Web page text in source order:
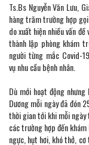
Ts.Bs Nguyễn Văn Lưu,
hàng trăm trường hợp
do xuất hiện nhiều vấn
thành lập phòng khám
người từng mắc Covid-
vụ nhu cầu bệnh nhân.
Dù mới hoạt động
Dương mỗi ngày đã đón
thời gian tới khi mỗi ngày
các trường hợp đến
ngực, hụt hơi, khó thở, cơ